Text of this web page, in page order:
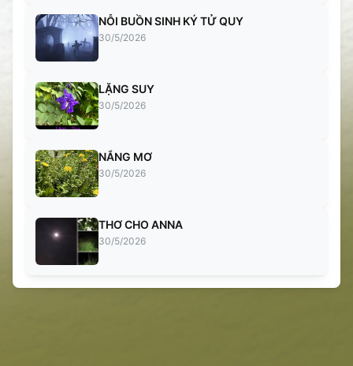
NỖI BUỒN SINH KÝ TỬ QUY
30/5/2026
LẶNG SUY
30/5/2026
NẮNG MƠ
30/5/2026
THƠ CHO ANNA
30/5/2026